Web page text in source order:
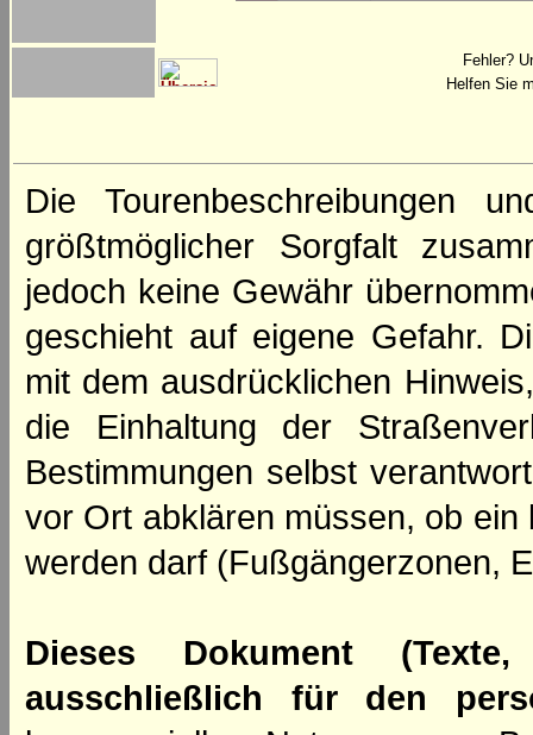
Fehler?
Helfen Sie
Die Tourenbeschreibungen
größtmöglicher Sorgfalt
jedoch keine Gewähr
geschieht auf eigene Gefahr.
mit dem ausdrücklichen
die Einhaltung der
Bestimmungen selbst
vor Ort abklären müssen, ob
werden darf (Fußgängerzonen,
Dieses Dokument
ausschließlich für den